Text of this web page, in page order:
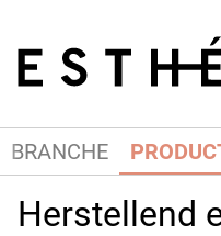
BRANCHE
Herstellend